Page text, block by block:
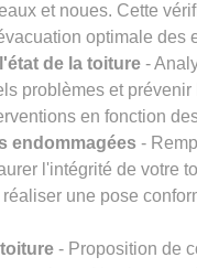
et noues. Cette
optimale des
de la toiture -
problèmes et
en fonction
endommagées -
l'intégrité de votre
une pose
- Proposition de